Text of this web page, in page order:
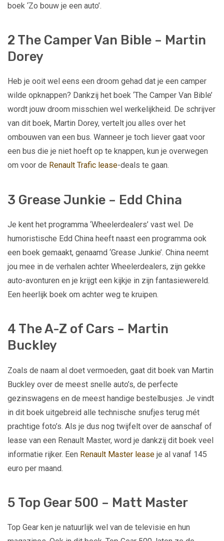
boek ‘Zo bouw je een auto’.
2 The Camper Van Bible – Martin
Dorey
Heb je ooit wel eens een droom gehad dat je een camper
wilde opknappen? Dankzij het boek ‘The Camper Van Bible’
wordt jouw droom misschien wel werkelijkheid. De schrijver
van dit boek, Martin Dorey, vertelt jou alles over het
ombouwen van een bus. Wanneer je toch liever gaat voor
een bus die je niet hoeft op te knappen, kun je overwegen
om voor de Renault Trafic lease-deals te gaan.
3 Grease Junkie – Edd China
Je kent het programma ‘Wheelerdealers’ vast wel. De
humoristische Edd China heeft naast een programma ook
een boek gemaakt, genaamd ‘Grease Junkie’. China neemt
jou mee in de verhalen achter Wheelerdealers, zijn gekke
auto-avonturen en je krijgt een kijkje in zijn fantasiewereld.
Een heerlijk boek om achter weg te kruipen.
4 The A-Z of Cars – Martin
Buckley
Zoals de naam al doet vermoeden, gaat dit boek van Martin
Buckley over de meest snelle auto’s, de perfecte
gezinswagens en de meest handige bestelbusjes. Je vindt
in dit boek uitgebreid alle technische snufjes terug mét
prachtige foto’s. Als je dus nog twijfelt over de aanschaf of
lease van een Renault Master, word je dankzij dit boek veel
informatie rijker. Een Renault Master lease je al vanaf 145
euro per maand.
5 Top Gear 500 – Matt Master
Top Gear ken je natuurlijk wel van de televisie en hun